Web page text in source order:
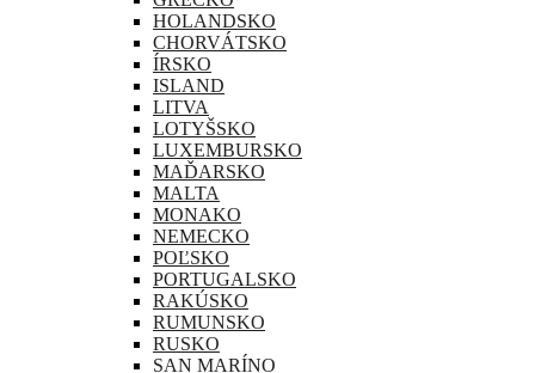
HOLANDSKO
CHORVÁTSKO
ÍRSKO
ISLAND
LITVA
LOTYŠSKO
LUXEMBURSKO
MAĎARSKO
MALTA
MONAKO
NEMECKO
POĽSKO
PORTUGALSKO
RAKÚSKO
RUMUNSKO
RUSKO
SAN MARÍNO